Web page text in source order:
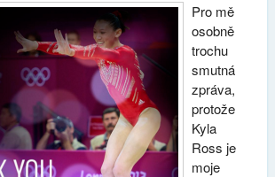
Pro mě
osobně
trochu
smutná
zpráva,
protože
Kyla
Ross je
moje